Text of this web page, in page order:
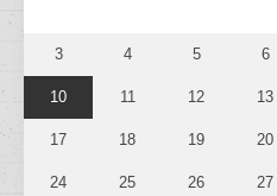
3 4 5 6
10 11 12 13
17 18 19 20
24 25 26 27